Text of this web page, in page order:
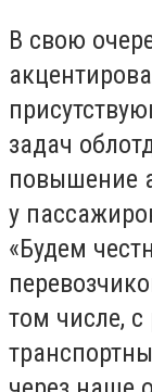
В свою
задач
повышение
у
«Будем
том числе,